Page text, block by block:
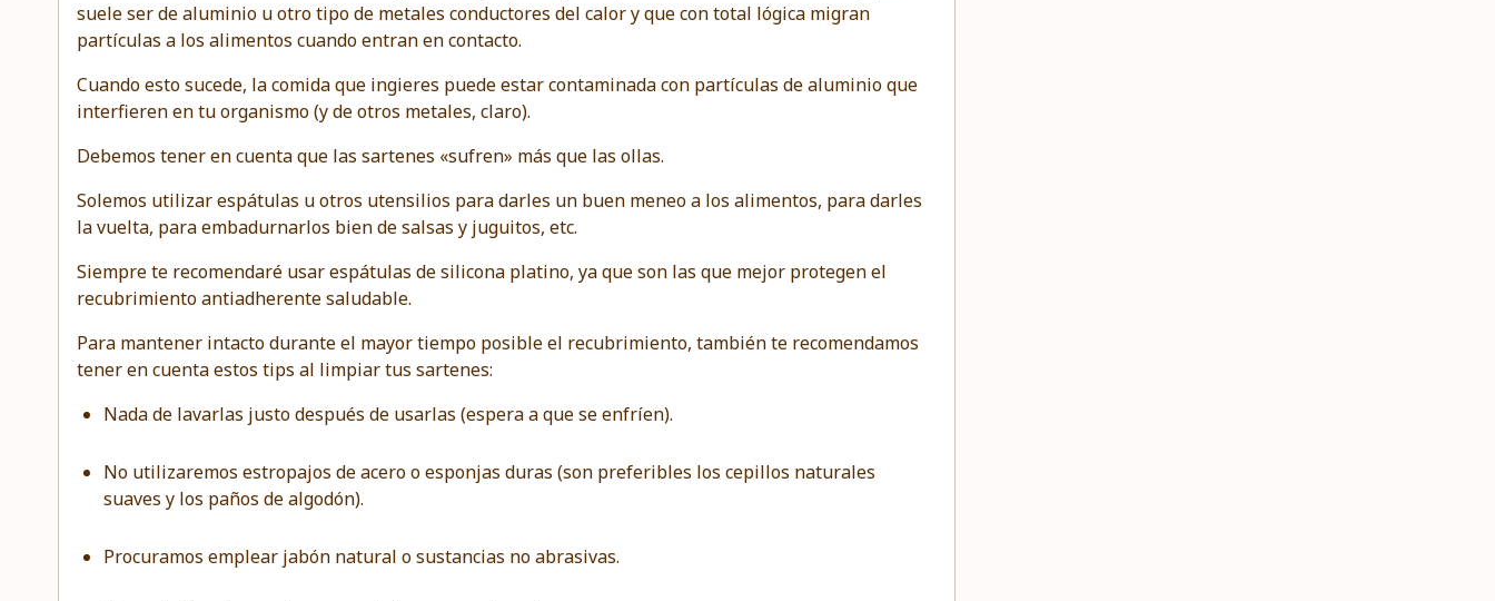
suele ser de aluminio u otro tipo de metales conductores del calor y que con total lógica migran
partículas a los alimentos cuando entran en contacto.
Cuando esto sucede, la comida que ingieres puede estar contaminada con partículas de aluminio que
interfieren en tu organismo(y de otros metales, claro).
Debemos tener en cuenta que las sartenes «sufren» más que las ollas.
Solemos utilizar espátulas u otros utensilios para darles un buen meneo a los alimentos, para darles
la vuelta, para embadurnarlos bien de salsas y juguitos, etc.
Siempre te recomendaré usar espátulas de silicona platino, ya que son las que mejor protegen el
recubrimiento antiadherente saludable.
Para mantener intacto durante el mayor tiempo posible el recubrimiento, también te recomendamos
tener en cuenta estos tips al limpiar tus sartenes:
Nada de lavarlas justo después de usarlas (espera a que se enfríen).
No utilizaremos estropajos de acero o esponjas duras (son preferibles los cepillos naturales
suaves y los paños de algodón).
Procuramos emplear jabón natural o sustancias no abrasivas.